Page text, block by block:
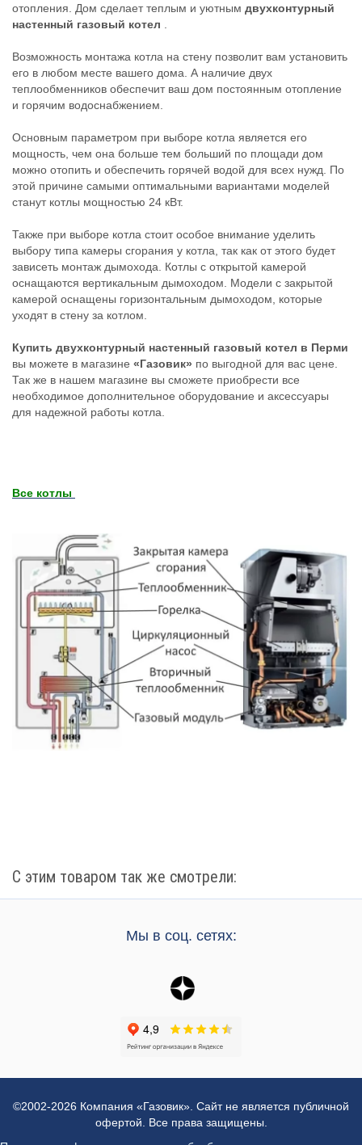
отопления. Дом сделает теплым и уютным двухконтурный
настенный газовый котел .
Возможность монтажа котла на стену позволит вам установить
его в любом месте вашего дома. А наличие двух
теплообменников обеспечит ваш дом постоянным отопление
и горячим водоснабжением.
Основным параметром при выборе котла является его
мощность, чем она больше тем больший по площади дом
можно отопить и обеспечить горячей водой для всех нужд. По
этой причине самыми оптимальными вариантами моделей
станут котлы мощностью 24 кВт.
Также при выборе котла стоит особое внимание уделить
выбору типа камеры сгорания у котла, так как от этого будет
зависеть монтаж дымохода. Котлы с открытой камерой
оснащаются вертикальным дымоходом. Модели с закрытой
камерой оснащены горизонтальным дымоходом, которые
уходят в стену за котлом.
Купить двухконтурный настенный газовый котел в Перми
вы можете в магазине «Газовик» по выгодной для вас цене.
Так же в нашем магазине вы сможете приобрести все
необходимое дополнительное оборудование и аксессуары
для надежной работы котла.
Все котлы
С этим товаром так же смотрели:
Мы в соц. сетях:
©2002-2026 Компания «Газовик». Сайт не является публичной
офертой. Все права защищены.